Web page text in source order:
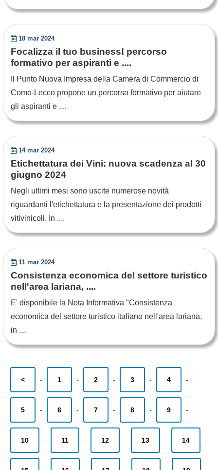
18 mar 2024
Focalizza il tuo business! percorso
formativo per aspiranti e ....
Il Punto Nuova Impresa della Camera di Commercio di
Como-Lecco propone un percorso formativo per aiutare
gli aspiranti e ....
14 mar 2024
Etichettatura dei Vini: nuova scadenza al 30
giugno 2024
Negli ultimi mesi sono uscite numerose novità
riguardanti l'etichettatura e la presentazione dei prodotti
vitivinicoli. In ....
11 mar 2024
Consistenza economica del settore turistico
nell'area lariana, ....
E' disponibile la Nota Informativa "Consistenza
economica del settore turistico italiano nell'area lariana,
in ....
< - 1 - 2 - 3 - 4 -
5 - 6 - 7 - 8 - 9 -
10 - 11 - 12 - 13 - 14 -